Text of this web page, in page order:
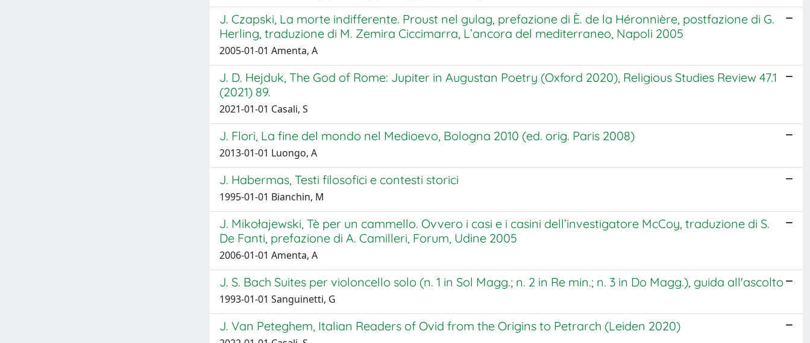
J. Czapski, La morte indifferente. Proust nel gulag, prefazione di È. de la Héronnière, postfazione di G.
Herling, traduzione di M. Zemira Ciccimarra, L’ancora del mediterraneo, Napoli 2005
2005-01-01 Amenta, A
J. D. Hejduk, The God of Rome: Jupiter in Augustan Poetry (Oxford 2020), Religious Studies Review 47.1
(2021) 89.
2021-01-01 Casali, S
J. Flori, La fine del mondo nel Medioevo, Bologna 2010 (ed. orig. Paris 2008)
2013-01-01 Luongo, A
J. Habermas, Testi filosofici e contesti storici
1995-01-01 Bianchin, M
J. Mikołajewski, Tè per un cammello. Ovvero i casi e i casini dell’investigatore McCoy, traduzione di S.
De Fanti, prefazione di A. Camilleri, Forum, Udine 2005
2006-01-01 Amenta, A
J. S. Bach Suites per violoncello solo (n. 1 in Sol Magg.; n. 2 in Re min.; n. 3 in Do Magg.), guida all'ascolto
1993-01-01 Sanguinetti, G
J. Van Peteghem, Italian Readers of Ovid from the Origins to Petrarch (Leiden 2020)